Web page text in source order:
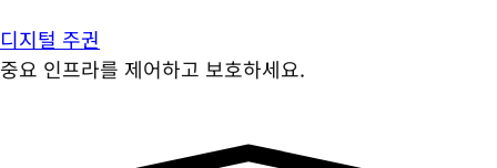
디지털 주권
중요 인프라를 제어하고 보호하세요.